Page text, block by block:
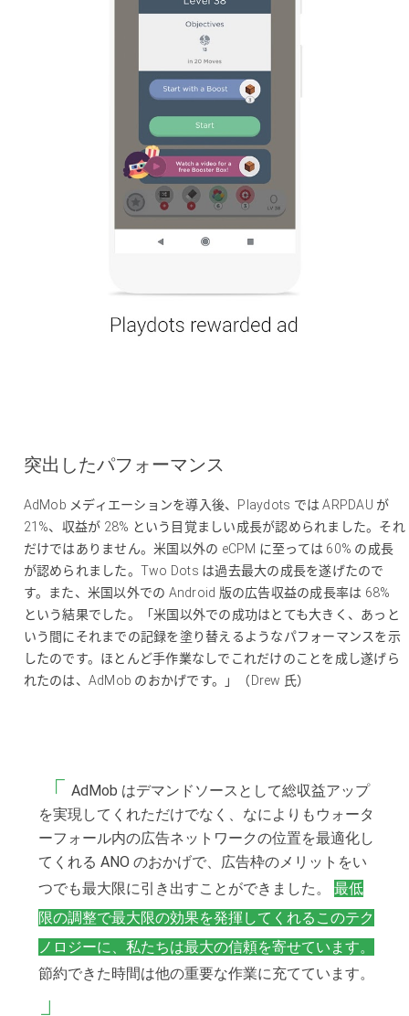
突出したパフォーマンス
AdMob メディエーションを導入後、Playdots では ARPDAU が
21%、収益が 28% という目覚ましい成長が認められました。それ
だけではありません。米国以外の eCPM に至っては 60% の成長
が認められました。Two Dots は過去最大の成長を遂げたので
す。また、米国以外での Android 版の広告収益の成長率は 68%
という結果でした。「米国以外での成功はとても大きく、あっと
いう間にそれまでの記録を塗り替えるようなパフォーマンスを示
したのです。ほとんど手作業なしでこれだけのことを成し遂げら
れたのは、AdMob のおかげです。」（Drew 氏）
AdMob はデマンドソースとして総収益アップ
を実現してくれただけでなく、なによりもウォータ
ーフォール内の広告ネットワークの位置を最適化し
てくれる ANO のおかげで、広告枠のメリットをい
つでも最大限に引き出すことができました。 最低
限の調整で最大限の効果を発揮してくれるこのテク
ノロジーに、私たちは最大の信頼を寄せています。
節約できた時間は他の重要な作業に充てています。